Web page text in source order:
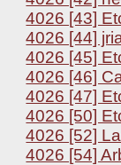
4026 [43]
4026 [44]
4026 [45]
4026 [46]
4026 [47]
4026 [50]
4026 [52]
4026 [54]